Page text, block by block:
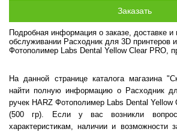
Подробная информация о заказе, доставке и
обслуживании Расходник для 3D принтеров
Фотополимер Labs Dental Yellow Clear PRO,
На данной странице каталога магазина
найти полную информацию о Расходник
ручек HARZ Фотополимер Labs Dental Yellow
(500 гр). Если у вас возникли
характеристикам, наличии и возможности